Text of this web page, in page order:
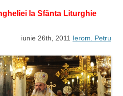
la Sfânta Liturghie
iunie 26th, 2011 Ierom. Petru